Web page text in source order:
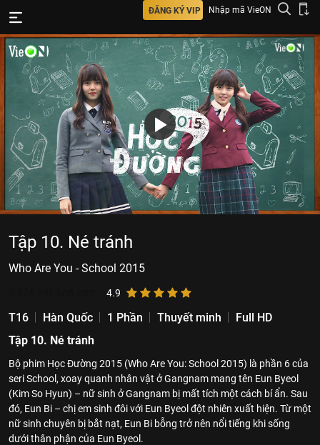
ĐĂNG KÝ VIP Nhập mã VieON
Tập 10. Né tránh
Who Are You - School 2015
4.9
T16 Hàn Quốc 1 Phần Thuyết minh
Full HD
Tập 10. Né tránh
Bộ phim Học Đường 2015 (Who Are You: School 2015) là phần 6 của
seri School, xoay quanh nhân vật ở Gangnam mang tên Eun Byeol
(Kim So Hyun) – nữ sinh ở Gangnam bị mất tích một cách bí ẩn. Sau
đó, Eun Bi – chị em sinh đôi với Eun Byeol đột nhiên xuất hiện. Từ một
nữ sinh chuyên bị bắt nạt, Eun Bi bỗng trở nên nổi tiếng khi sống
dưới thân phận của Eun Byeol.